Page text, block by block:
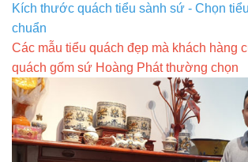
Kích thước quách tiểu sành sứ - Chọn
chuẩn
Các mẫu tiểu quách đẹp mà khách hàng
quách gốm sứ Hoàng Phát thường chọn